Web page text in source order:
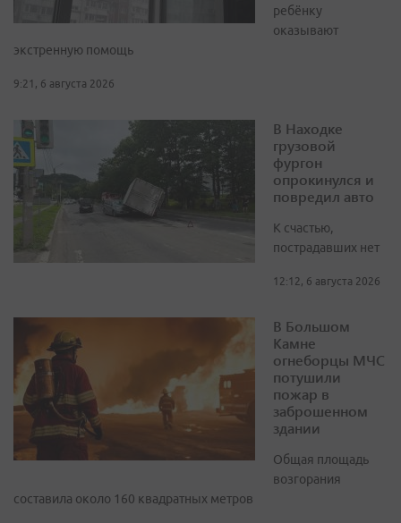
ребёнку
оказывают
экстренную помощь
9:21, 6 августа 2026
В Находке
грузовой
фургон
опрокинулся и
повредил авто
К счастью,
пострадавших нет
12:12, 6 августа 2026
В Большом
Камне
огнеборцы МЧС
потушили
пожар в
заброшенном
здании
Общая площадь
возгорания
составила около 160 квадратных метров